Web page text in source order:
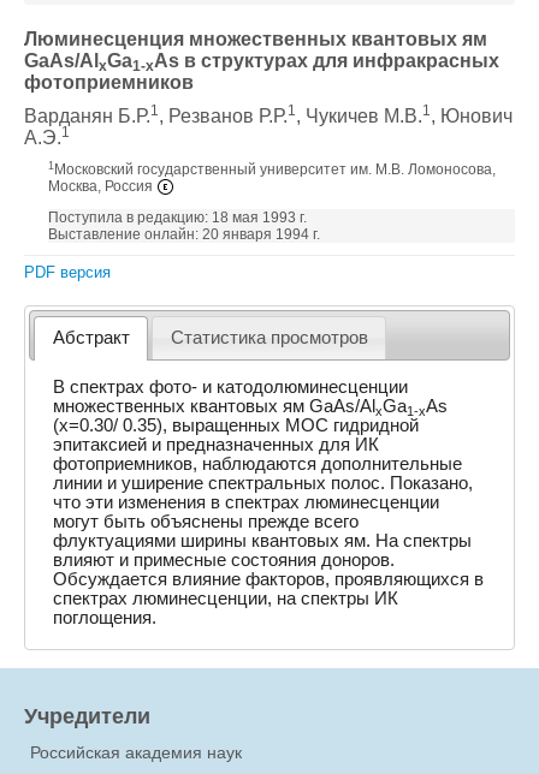
Люминесценция множественных квантовых ям
GaAs/Al xGa1-xAs в структурах для инфракрасных
фотоприемников
Варданян Б.Р.1, Резванов Р.Р.1, Чукичев М.В.1, Юнович
А.Э.1
1 Московский государственный университет им. М.В. Ломоносова,
Москва, Россия
Поступила в редакцию: 18 мая 1993 г.
Выставление онлайн: 20 января 1994 г.
PDF версия
Абстракт Статистика просмотров
В спектрах фото- и катодолюминесценции
множественных квантовых ям GaAs/AlxGa1-xAs
(x=0.30/ 0.35), выращенных МОС гидридной
эпитаксией и предназначенных для ИК
фотоприемников, наблюдаются дополнительные
линии и уширение спектральных полос. Показано,
что эти изменения в спектрах люминесценции
могут быть объяснены прежде всего
флуктуациями ширины квантовых ям. На спектры
влияют и примесные состояния доноров.
Обсуждается влияние факторов, проявляющихся в
спектрах люминесценции, на спектры ИК
поглощения.
Учредители
Российская академия наук